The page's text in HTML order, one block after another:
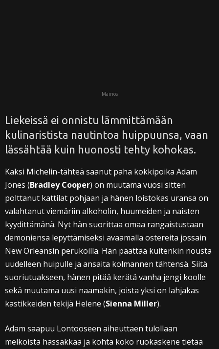
Mainos
Liekeissä ei onnistu lämmittämään
kulinaristista nautintoa huippuunsa, vaan
lässähtää kuin huonosti tehty kohokas.
Kaksi Michelin-tähteä saanut paha kokkipoika Adam
Jones (Bradley Cooper) on muutama vuosi sitten
polttanut kattilat pohjaan ja hänen loistokas uransa on
valahtanut viemäriin alkoholin, huumeiden ja naisten
kyydittämänä. Nyt hän suorittaa omaa rangaistustaan
demoniensa lepyttämiseksi avaamalla ostereita jossain
New Orleansin perukoilla. Hän päättää kuitenkin nousta
uudelleen huipulle ja ansaita kolmannen tähtensä. Siitä
suoriutuakseen, hänen pitää kerätä vanha jengi koolle
sekä muutama uusi naamakin, joista yksi on lahjakas
kastikkeiden tekijä Helene (Sienna Miller).
Adam saapuu Lontooseen aiheuttaen tulollaan
melkoista hässäkkää ja kohta koko ruokaskene tietää